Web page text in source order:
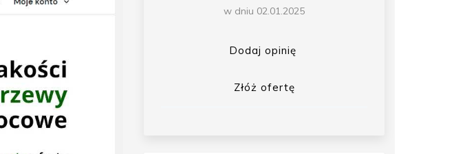
w dniu 02.01.2025
Dodaj opinię
Złóż ofertę